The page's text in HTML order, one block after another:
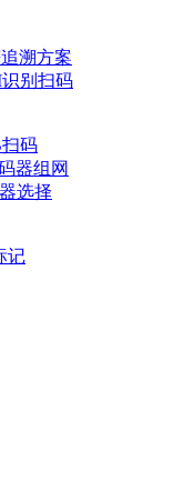
溯方案
别扫码
码
器组网
选择
记